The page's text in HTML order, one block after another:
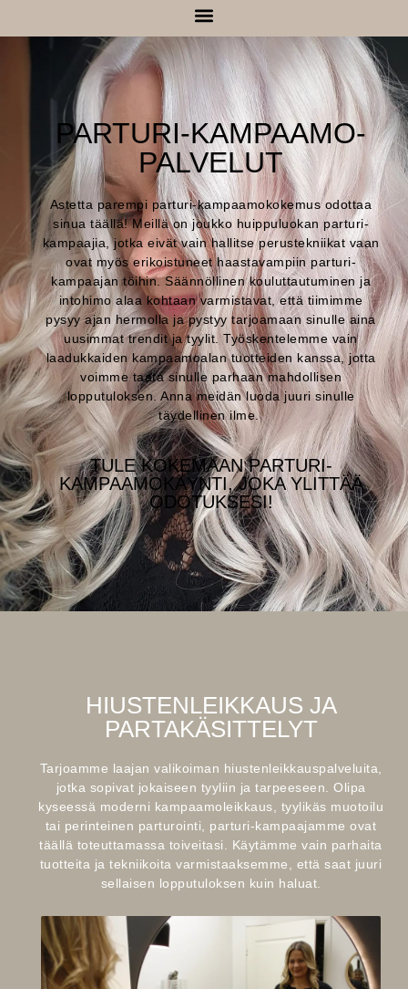
PARTURI-KAMPAAMO-
PALVELUT
Astetta parempi parturi-kampaamokokemus odottaa
sinua täällä! Meillä on joukko huippuluokan parturi-
kampaajia, jotka eivät vain hallitse perustekniikat vaan
ovat myös erikoistuneet haastavampiin parturi-
kampaajan töihin. Säännöllinen kouluttautuminen ja
intohimo alaa kohtaan varmistavat, että tiimimme
pysyy ajan hermolla ja pystyy tarjoamaan sinulle aina
uusimmat trendit ja tyylit. Työskentelemme vain
laadukkaiden kampaamoalan tuotteiden kanssa, jotta
voimme taata sinulle parhaan mahdollisen
lopputuloksen. Anna meidän luoda juuri sinulle
täydellinen ilme.
TULE KOKEMAAN PARTURI-
KAMPAAMOKÄYNTI, JOKA YLITTÄÄ
ODOTUKSESI!
HIUSTENLEIKKAUS JA
PARTAKÄSITTELYT
Tarjoamme laajan valikoiman hiustenleikkauspalveluita,
jotka sopivat jokaiseen tyyliin ja tarpeeseen. Olipa
kyseessä moderni kampaamoleikkaus, tyylikäs muotoilu
tai perinteinen parturointi, parturi-kampaajamme ovat
täällä toteuttamassa toiveitasi. Käytämme vain parhaita
tuotteita ja tekniikoita varmistaaksemme, että saat juuri
sellaisen lopputuloksen kuin haluat.